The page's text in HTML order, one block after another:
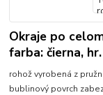
Okraje po
farba: čierna,
rohož vyrobená z
bublinový povrch